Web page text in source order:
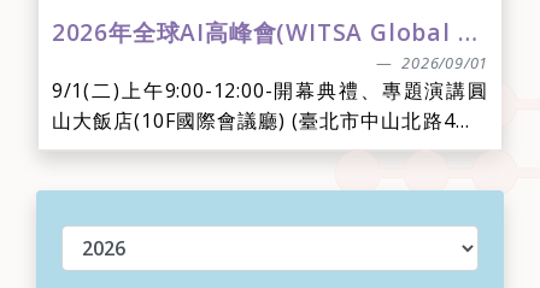
2026年全球AI高峰會(WITSA Global AI Summit 2026)
2026/09/01
9/1(二)上午9:00-12:00-開幕典禮、專題演講圓
山大飯店(10F國際會議廳) (臺北市中山北路4段1
號)時間議程主講人09:00-09:30報到09:30-09:35
商業同業公會(TISSA)理事長、世界創新...
年度